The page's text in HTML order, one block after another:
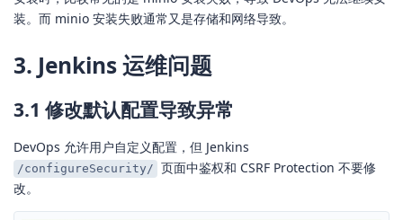
装。而 minio 安装失败通常又是存储和网络导致。
3. Jenkins 运维问题
3.1 修改默认配置导致异常
DevOps 允许用户自定义配置，但 Jenkins
/configureSecurity/ 页面中鉴权和 CSRF Protection 不要修
改。